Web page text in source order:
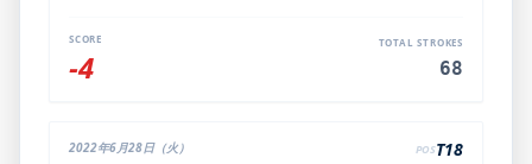
SCORE
-4
TOTAL STROKES
68
2022年6月28日（火） POST18